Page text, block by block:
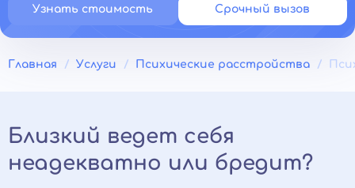
Узнать стоимость Срочный вызов
Главная Услуги Психические расстройства
Близкий ведет себя
неадекватно или бредит?